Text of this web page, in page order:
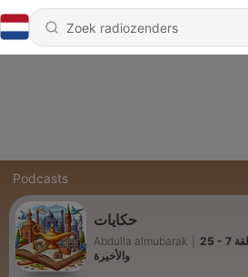
Podcasts
حكايات
Abdulla almubarak
25 - مسلسل مغامرات الوالي الحلقة 7
والأخيرة